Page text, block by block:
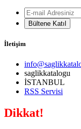
Bültene Katıl
İletişim
saglikkatalogu
İSTANBUL
RSS Servisi
Dikkat!